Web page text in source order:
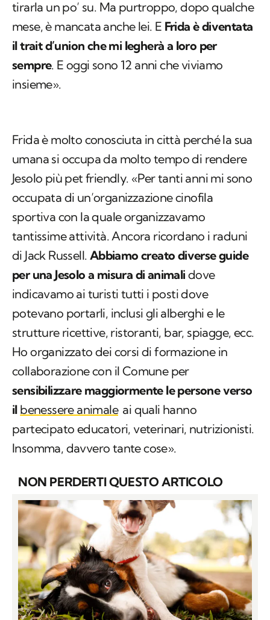
tirarla un po’ su. Ma purtroppo, dopo qualche
mese, è mancata anche lei. E Frida è diventata
il trait d’union che mi legherà a loro per
sempre. E oggi sono 12 anni che viviamo
insieme».
Frida è molto conosciuta in città perché la sua
umana si occupa da molto tempo di rendere
Jesolo più pet friendly. «Per tanti anni mi sono
occupata di un’organizzazione cinofila
sportiva con la quale organizzavamo
tantissime attività. Ancora ricordano i raduni
di Jack Russell. Abbiamo creato diverse guide
per una Jesolo a misura di animali dove
indicavamo ai turisti tutti i posti dove
potevano portarli, inclusi gli alberghi e le
strutture ricettive, ristoranti, bar, spiagge, ecc.
Ho organizzato dei corsi di formazione in
collaborazione con il Comune per
sensibilizzare maggiormente le persone verso
il benessere animale ai quali hanno
partecipato educatori, veterinari, nutrizionisti.
Insomma, davvero tante cose».
NON PERDERTI QUESTO ARTICOLO